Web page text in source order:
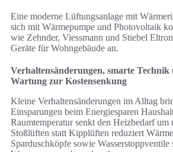
Eine moderne Lüftungsanlage mit
sich mit Wärmepumpe und Photovoltaik
wie Zehnder, Viessmann und Stiebel
Geräte für Wohngebäude an.
Verhaltensänderungen, smarte Technik
Wartung zur Kostensenkung
Kleine Verhaltensänderungen im Alltag
Einsparungen beim Energiesparen
Raumtemperatur senkt den Heizbedarf um
Stoßlüften statt Kipplüften reduziert
Sparduschköpfe sowie Wasserstoppventile